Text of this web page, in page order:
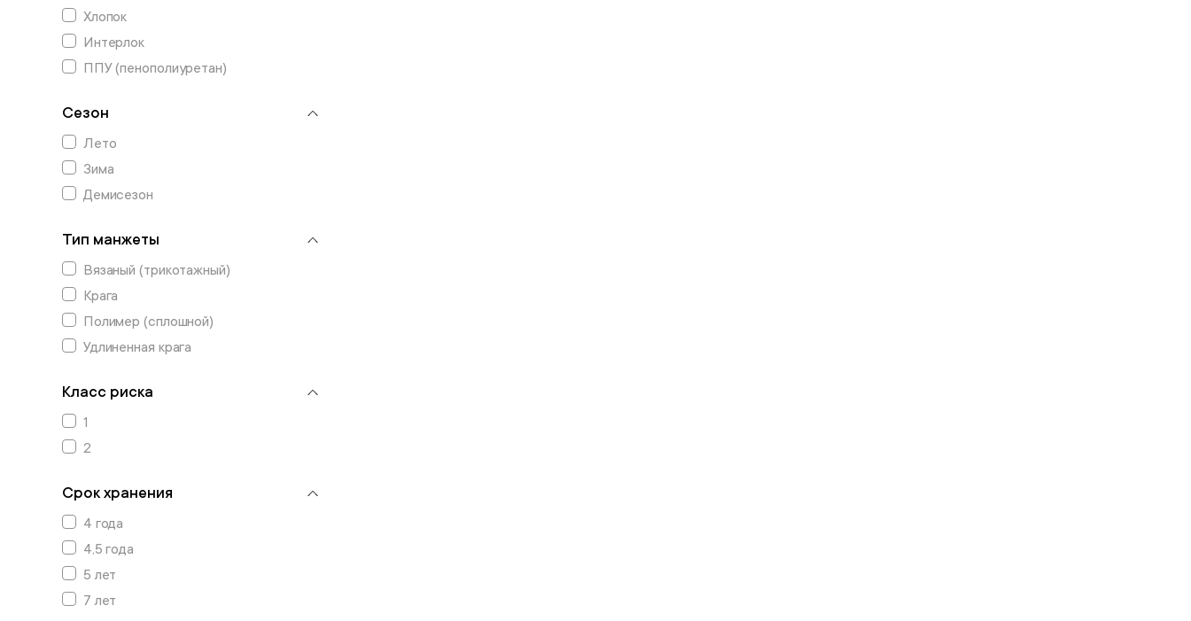
Хлопок
Интерлок
ППУ (пенополиуретан)
Сезон
Лето
Зима
Демисезон
Тип манжеты
Вязаный (трикотажный)
Крага
Полимер (сплошной)
Удлиненная крага
Класс риска
1
2
Срок хранения
4 года
4,5 года
5 лет
7 лет